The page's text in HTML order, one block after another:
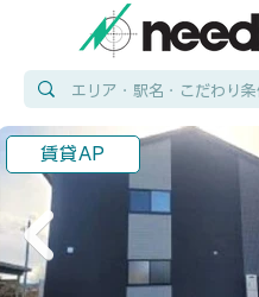
賃貸AP